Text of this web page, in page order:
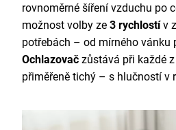
rovnoměrné šíření vzduchu po
možnost volby ze 3 rychlostív
potřebách – od mírného vánku
Ochlazovač zůstává při každé
přiměřeně tichý – s hlučností v